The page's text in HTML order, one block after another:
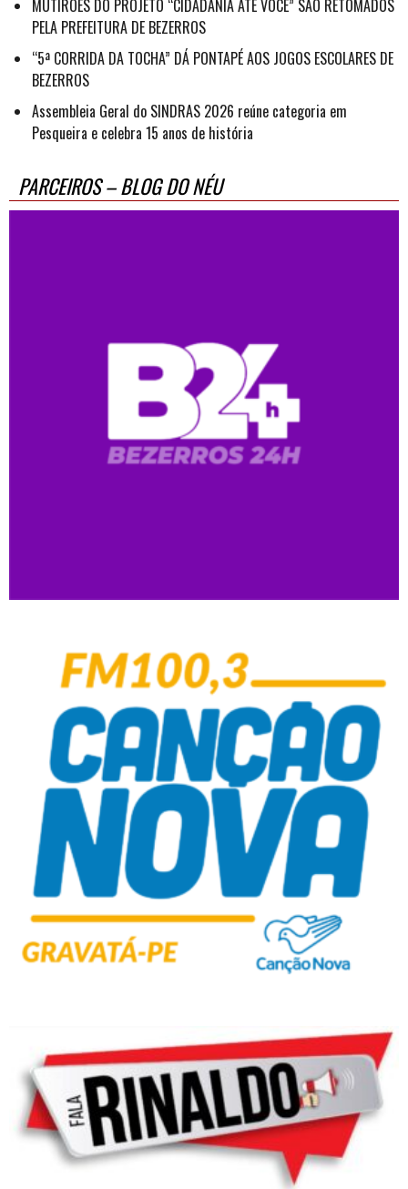
MUTIRÕES DO PROJETO “CIDADANIA ATÉ VOCÊ” SÃO RETOMADOS
PELA PREFEITURA DE BEZERROS
“5ª CORRIDA DA TOCHA” DÁ PONTAPÉ AOS JOGOS ESCOLARES DE
BEZERROS
Assembleia Geral do SINDRAS 2026 reúne categoria em
Pesqueira e celebra 15 anos de história
PARCEIROS – BLOG DO NÉU